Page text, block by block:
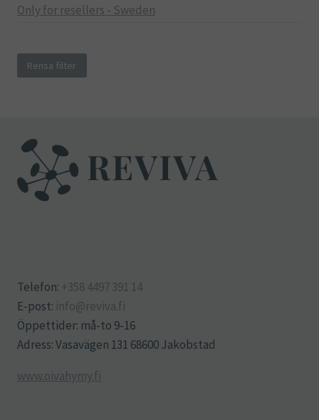
Only for resellers - Sweden
Rensa filter
Telefon: +358 4497 391 14
E-post: info@reviva.fi
Öppettider: må-to 9-16
Adress: Vasavägen 131 68600 Jakobstad
www.oivahymy.fi